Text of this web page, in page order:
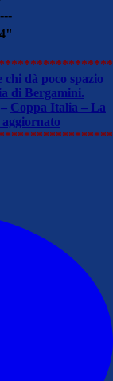
dà poco spazio
di Bergamini.
– Coppa Italia – La